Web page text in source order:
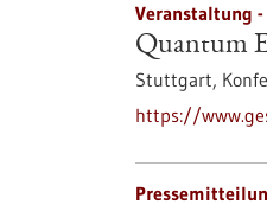
Veranstaltung -
Quantum
Stuttgart,
https://